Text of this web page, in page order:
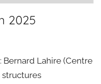
2025
Bernard Lahire (Centre
structures